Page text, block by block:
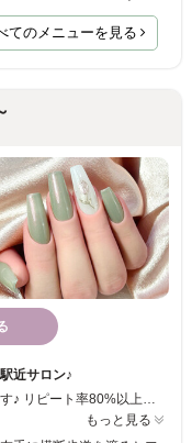
てのメニューを見る
近サロン♪
もっと見る